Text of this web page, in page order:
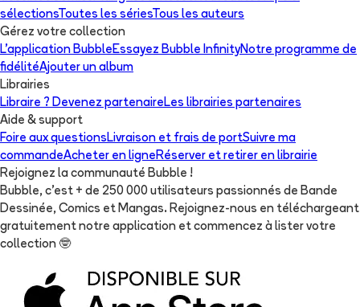
sélectionsToutes les sériesTous les auteurs
Gérez votre collection
L'application BubbleEssayez Bubble InfinityNotre programme de
fidélitéAjouter un album
Librairies
Libraire ? Devenez partenaireLes librairies partenaires
Aide & support
Foire aux questionsLivraison et frais de portSuivre ma
commandeAcheter en ligneRéserver et retirer en librairie
Rejoignez la communauté Bubble !
Bubble, c'est + de 250 000 utilisateurs passionnés de Bande
Dessinée, Comics et Mangas. Rejoignez-nous en téléchargeant
gratuitement notre application et commencez à lister votre
collection 🤓